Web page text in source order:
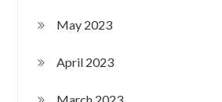
May 2023
April 2023